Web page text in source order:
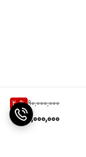
90,000,000
20%
72,000,000